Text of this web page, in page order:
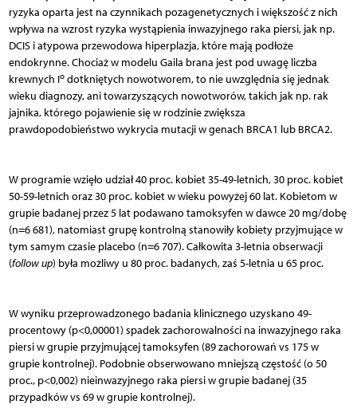
ryzyka oparta jest na czynnikach pozagenetycznych i większość z nich
wpływa na wzrost ryzyka wystąpienia inwazyjnego raka piersi, jak np.
DCIS i atypowa przewodowa hiperplazja, które mają podłoże
endokrynne. Chociaż w modelu Gaila brana jest pod uwagę liczba
krewnych Iodotkniętych nowotworem, to nie uwzględnia się jednak
wieku diagnozy, ani towarzyszących nowotworów, takich jak np. rak
jajnika, którego pojawienie się w rodzinie zwiększa
prawdopodobieństwo wykrycia mutacji w genach BRCA1 lub BRCA2.
W programie wzięło udział 40 proc. kobiet 35-49-letnich, 30 proc. kobiet
50-59-letnich oraz 30 proc. kobiet w wieku powyżej 60 lat. Kobietom w
grupie badanej przez 5 lat podawano tamoksyfen w dawce 20 mg/dobę
(n=6 681), natomiast grupę kontrolną stanowiły kobiety przyjmujące w
tym samym czasie placebo (n=6 707). Całkowita 3-letnia obserwacji
(follow up) była możliwy u 80 proc. badanych, zaś 5-letnia u 65 proc.
W wyniku przeprowadzonego badania klinicznego uzyskano 49-
procentowy (p<0,00001) spadek zachorowalności na inwazyjnego raka
piersi w grupie przyjmującej tamoksyfen (89 zachorowań vs 175 w
grupie kontrolnej). Podobnie obserwowano mniejszą częstość (o 50
proc., p<0,002) nieinwazyjnego raka piersi w grupie badanej (35
przypadków vs 69 w grupie kontrolnej).